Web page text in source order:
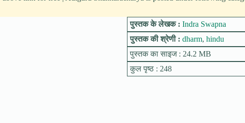
पुस्तक के लेखक : Indra Swapna
पुस्तक की श्रेणी : dharm, hindu
पुस्तक का साइज : 24.2 MB
कुल पृष्ठ : 248